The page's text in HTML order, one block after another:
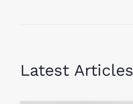
Latest Articles